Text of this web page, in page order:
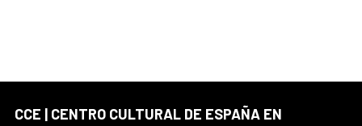
CCE | CENTRO CULTURAL DE ESPAÑA EN